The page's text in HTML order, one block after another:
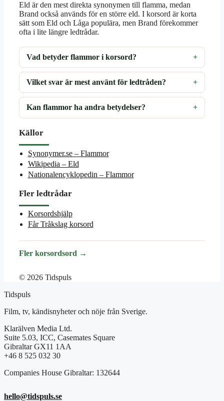
Eld är den mest direkta synonymen till flamma, medan
Brand också används för en större eld. I korsord är korta
sätt som Eld och Låga populära, men Brand förekommer
ofta i lite längre ledtrådar.
Vad betyder flammor i korsord?
Vilket svar är mest använt för ledtråden?
Kan flammor ha andra betydelser?
Källor
Synonymer.se – Flammor
Wikipedia – Eld
Nationalencyklopedin – Flammor
Fler ledtrådar
Korsordshjälp
Får Tråkslag korsord
Fler korsordsord →
© 2026 Tidspuls
Tidspuls
Film, tv, kändisnyheter och nöje från Sverige.
Klarälven Media Ltd.
Suite 5.03, ICC, Casemates Square
Gibraltar GX11 1AA
+46 8 525 032 30
Companies House Gibraltar: 132644
hello@tidspuls.se